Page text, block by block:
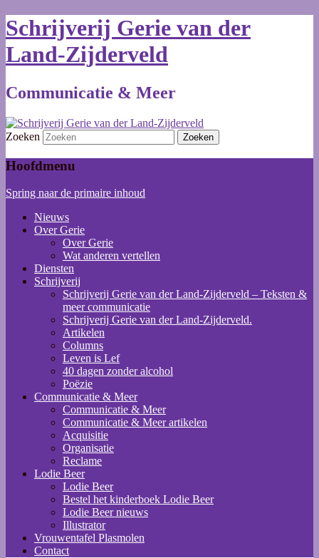
Schrijverij Gerie van der
Land-Zijderveld
Communicatie & Meer
Zoeken
Hoofdmenu
Spring naar de primaire inhoud
Nieuws
Over Gerie
Over Gerie
Wat anderen vertellen
Diensten
Schrijverij
Schrijverij Gerie van der Land-Zijderveld – Teksten &
meer communicatie
Schrijverij Gerie van der Land-Zijderveld.
Artikelen
Columns
Leven is Lef
40 dagen zonder alcohol
Poëzie
Communicatie & Meer
Communicatie & Meer
Communicatie & Meer artikelen
Acquisitie
Organisatie
Reclame
Lodie Beer
Lodie Beer
Bestel het kinderboek Lodie Beer
Lodie Beer nieuws
Illustrator
Vrouwentafel Plasmolen
Contact